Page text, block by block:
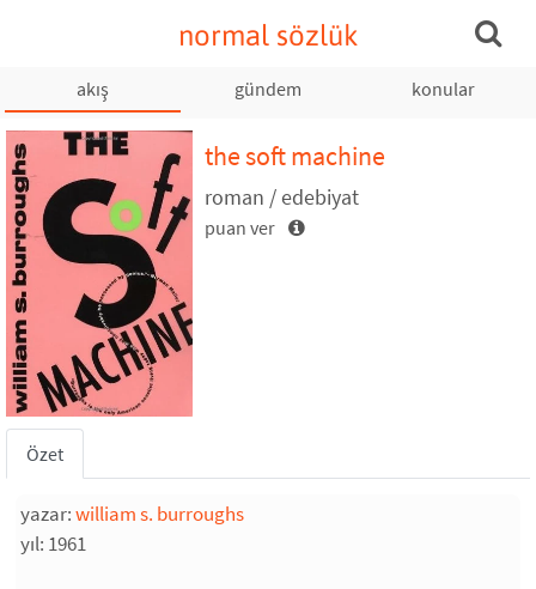
normal sözlük
akış gündem konular
the soft machine
roman / edebiyat
puan ver
Özet
yazar:william s. burroughs
yıl: 1961